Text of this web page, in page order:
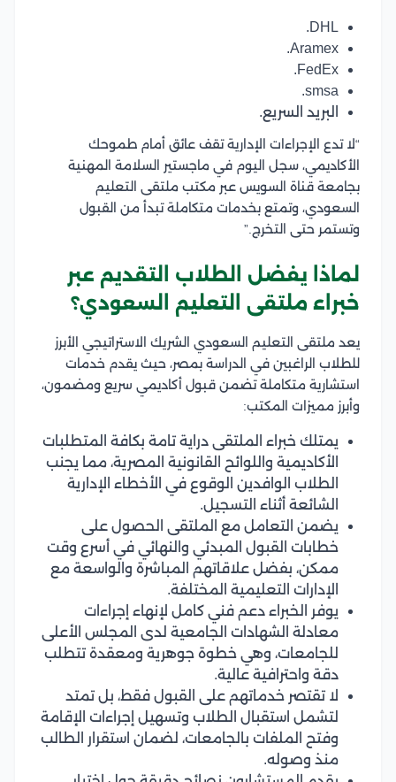
DHL.
Aramex.
FedEx.
smsa.
البريد السريع.
“لا تدع الإجراءات الإدارية تقف عائق أمام طموحك
الأكاديمي، سجل اليوم في ماجستير السلامة المهنية
بجامعة قناة السويس عبر مكتب ملتقى التعليم
السعودي، وتمتع بخدمات متكاملة تبدأ من القبول
وتستمر حتى التخرج.”
لماذا يفضل الطلاب التقديم عبر
خبراء ملتقى التعليم السعودي؟
يعد ملتقى التعليم السعودي الشريك الاستراتيجي الأبرز
للطلاب الراغبين في الدراسة بمصر، حيث يقدم خدمات
استشارية متكاملة تضمن قبول أكاديمي سريع ومضمون،
وأبرز مميزات المكتب:
يمتلك خبراء الملتقى دراية تامة بكافة المتطلبات
الأكاديمية واللوائح القانونية المصرية، مما يجنب
الطلاب الوافدين الوقوع في الأخطاء الإدارية
الشائعة أثناء التسجيل.
يضمن التعامل مع الملتقى الحصول على
خطابات القبول المبدئي والنهائي في أسرع وقت
ممكن، بفضل علاقاتهم المباشرة والواسعة مع
الإدارات التعليمية المختلفة.
يوفر الخبراء دعم فني كامل لإنهاء إجراءات
معادلة الشهادات الجامعية لدى المجلس الأعلى
للجامعات، وهي خطوة جوهرية ومعقدة تتطلب
دقة واحترافية عالية.
لا تقتصر خدماتهم على القبول فقط، بل تمتد
لتشمل استقبال الطلاب وتسهيل إجراءات الإقامة
وفتح الملفات بالجامعات، لضمان استقرار الطالب
منذ وصوله.